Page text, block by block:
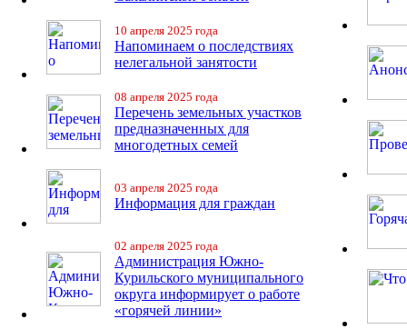
10 апреля 2025 года
Напоминаем о последствиях
нелегальной занятости
08 апреля 2025 года
Перечень земельных участков
предназначенных для
многодетных семей
03 апреля 2025 года
Информация для граждан
02 апреля 2025 года
Администрация Южно-
Курильского муниципального
округа информирует о работе
«горячей линии»